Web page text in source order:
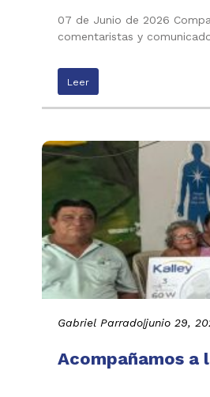
07 de Junio de 2026
comentaristas y
Leer
Gabriel Parrado|junio 29,
Acompañamos a